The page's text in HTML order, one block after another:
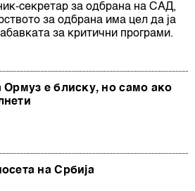
секретар за одбрана на САД,
за одбрана има цел да ја
за критични програми.
Ормуз е блиску, но само ако
на Србија